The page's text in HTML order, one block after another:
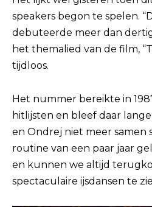
speakers begon te spelen.
debuteerde meer dan
het themalied van de film,
tijdloos.
Het nummer bereikte in
hitlijsten en bleef daar
en Ondrej niet meer samen
routine van een paar jaar
en kunnen we altijd
spectaculaire ijsdansen te